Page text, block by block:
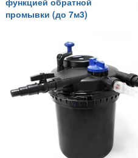
промывки (до 7м3)